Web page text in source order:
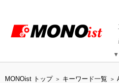
▼
MONOist トップ > キーワード一覧 >